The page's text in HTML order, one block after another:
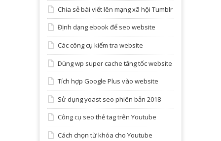
Chia sẻ bài viết lên mạng xã hội Tumblr
Định dạng ebook để seo website
Các công cụ kiểm tra website
Dùng wp super cache tăng tốc website
Tích hợp Google Plus vào website
Sử dụng yoast seo phiên bản 2018
Công cụ seo thẻ tag trên Youtube
Cách chọn từ khóa cho Youtube